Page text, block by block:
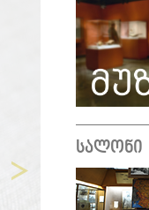
ᲡᲐᲚᲝᲜᲘ